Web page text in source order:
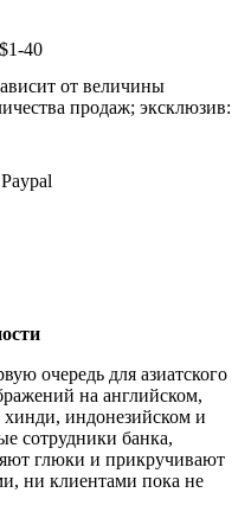
40
от величины
продаж; эксклюзив:
очередь для азиатского
на английском,
хинди, индонезийском и
сотрудники банка,
глюки и прикручивают
ни клиентами пока не